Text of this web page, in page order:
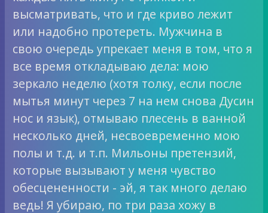
высматривать, что и где криво лежит
или надобно протереть. Мужчина в
свою очередь упрекает меня в том, что я
все время откладываю дела: мою
зеркало неделю (хотя толку, если после
мытья минут через 7 на нем снова Дусин
нос и язык), отмываю плесень в ванной
несколько дней, несвоевременно мою
полы и т.д. и т.п. Мильоны претензий,
которые вызывают у меня чувство
обесцененности - эй, я так много делаю
ведь! Я убираю, по три раза хожу в